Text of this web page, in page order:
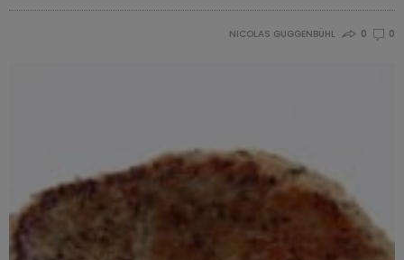
NICOLAS GUGGENBÜHL 0 0